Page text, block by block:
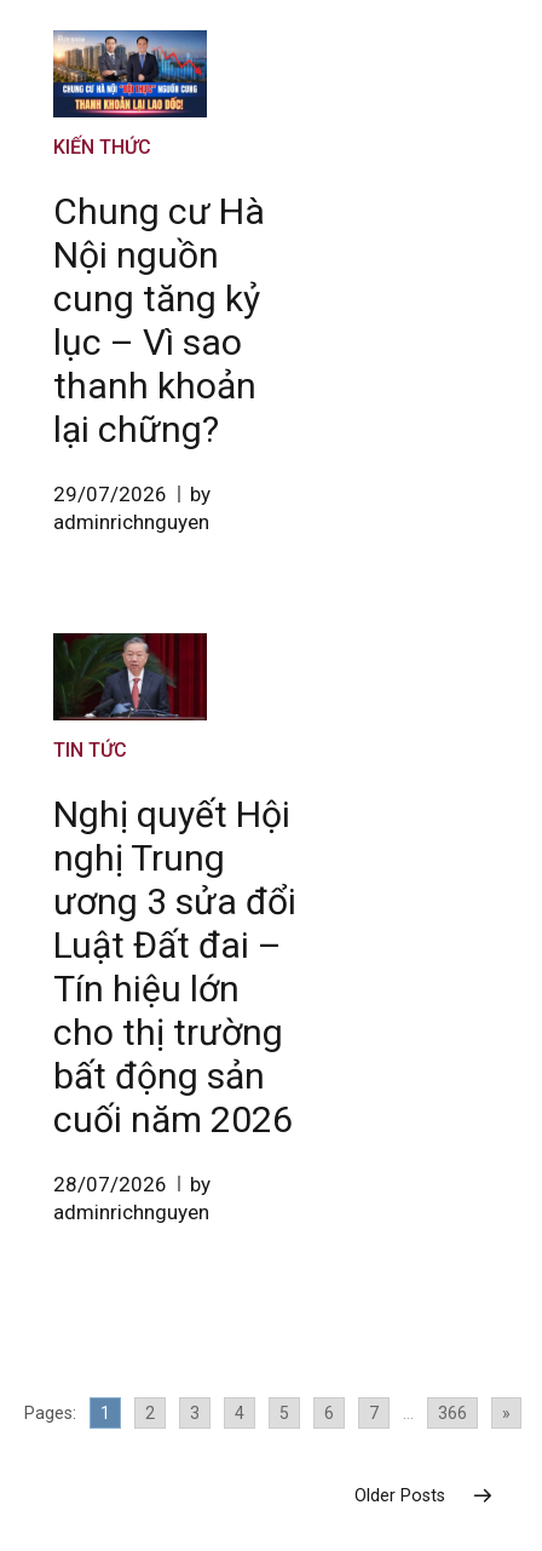
KIẾN THỨC
Chung cư Hà
Nội nguồn
cung tăng kỷ
lục – Vì sao
thanh khoản
lại chững?
29/07/2026
by
adminrichnguyen
TIN TỨC
Nghị quyết Hội
nghị Trung
ương 3 sửa đổi
Luật Đất đai –
Tín hiệu lớn
cho thị trường
bất động sản
cuối năm 2026
28/07/2026
by
adminrichnguyen
Pages: 1 2 3 4 5 6 7 366 »
Older Posts